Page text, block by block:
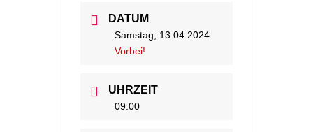
DATUM
Samstag, 13.04.2024
Vorbei!
UHRZEIT
09:00